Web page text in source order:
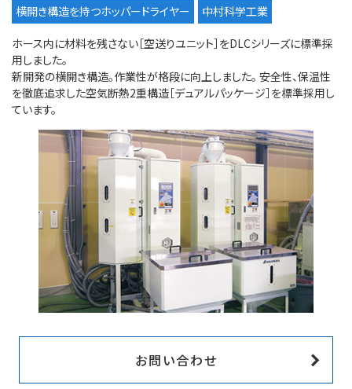
横開き構造を持つホッパードライヤー 中村科学工業
ホース内に材料を残さない［空送りユニット］をDLCシリーズに標準採
用しました。
新開発の横開き構造。作業性が格段に向上しました。 安全性、保温性
を徹底追求した空気断熱2重構造［デュアルパッケージ］を標準採用し
ています。
お問い合わせ